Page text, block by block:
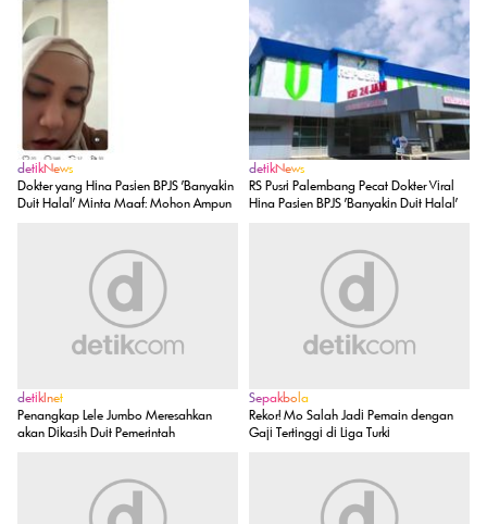
detikNews
Dokter yang Hina Pasien BPJS 'Banyakin
Duit Halal' Minta Maaf: Mohon Ampun
detikNews
RS Pusri Palembang Pecat Dokter Viral
Hina Pasien BPJS 'Banyakin Duit Halal'
detikInet
Penangkap Lele Jumbo Meresahkan
akan Dikasih Duit Pemerintah
Sepakbola
Rekor! Mo Salah Jadi Pemain dengan
Gaji Tertinggi di Liga Turki